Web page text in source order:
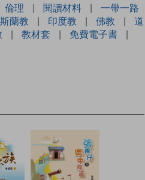
倫理 | 閱讀材料 |
一帶一路
蘭教 | 印度教 | 佛教 |
道
| 教材套 | 免費電子書
|